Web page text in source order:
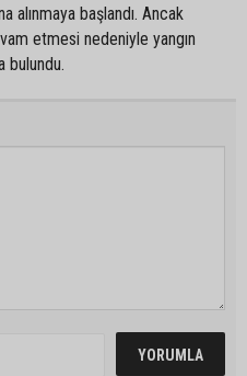
alınmaya başlandı. Ancak
etmesi nedeniyle yangın
bulundu.